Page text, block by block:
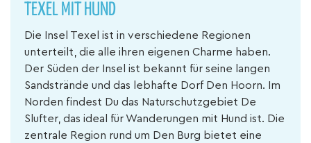
TEXEL MIT HUND
Die Insel Texel ist in verschiedene Regionen
unterteilt, die alle ihren eigenen Charme haben.
Der Süden der Insel ist bekannt für seine langen
Sandstrände und das lebhafte Dorf Den Hoorn. Im
Norden findest Du das Naturschutzgebiet De
Slufter, das ideal für Wanderungen mit Hund ist. Die
zentrale Region rund um Den Burg bietet eine